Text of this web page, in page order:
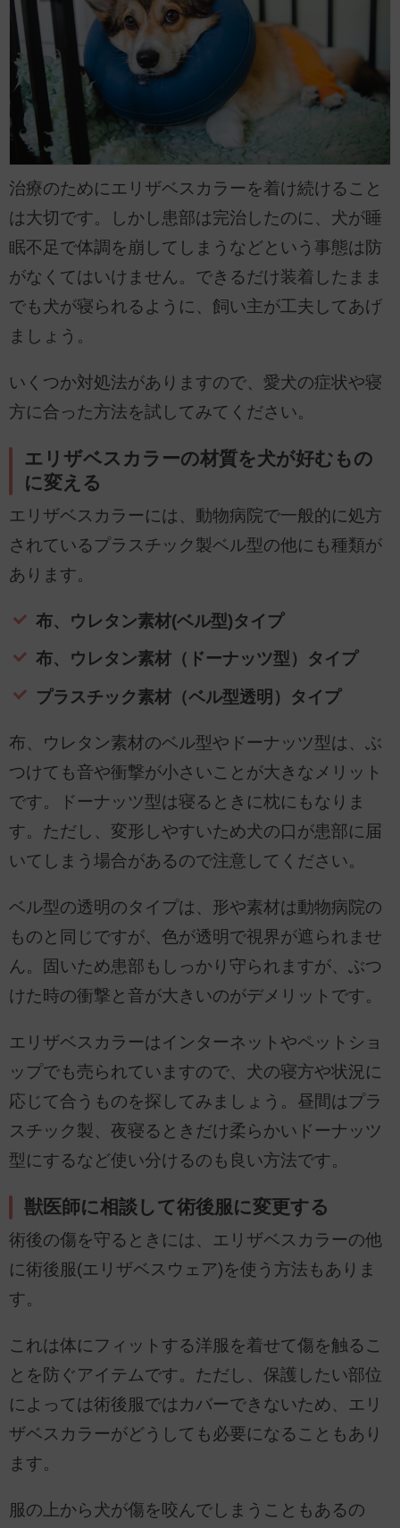
治療のためにエリザベスカラーを着け続けること
は大切です。しかし患部は完治したのに、犬が睡
眠不足で体調を崩してしまうなどという事態は防
がなくてはいけません。できるだけ装着したまま
でも犬が寝られるように、飼い主が工夫してあげ
ましょう。
いくつか対処法がありますので、愛犬の症状や寝
方に合った方法を試してみてください。
エリザベスカラーの材質を犬が好むもの
に変える
エリザベスカラーには、動物病院で一般的に処方
されているプラスチック製ベル型の他にも種類が
あります。
布、ウレタン素材(ベル型)タイプ
布、ウレタン素材（ドーナッツ型）タイプ
プラスチック素材（ベル型透明）タイプ
布、ウレタン素材のベル型やドーナッツ型は、ぶ
つけても音や衝撃が小さいことが大きなメリット
です。ドーナッツ型は寝るときに枕にもなりま
す。ただし、変形しやすいため犬の口が患部に届
いてしまう場合があるので注意してください。
ベル型の透明のタイプは、形や素材は動物病院の
ものと同じですが、色が透明で視界が遮られませ
ん。固いため患部もしっかり守られますが、ぶつ
けた時の衝撃と音が大きいのがデメリットです。
エリザベスカラーはインターネットやペットショ
ップでも売られていますので、犬の寝方や状況に
応じて合うものを探してみましょう。昼間はプラ
スチック製、夜寝るときだけ柔らかいドーナッツ
型にするなど使い分けるのも良い方法です。
獣医師に相談して術後服に変更する
術後の傷を守るときには、エリザベスカラーの他
に術後服(エリザベスウェア)を使う方法もありま
す。
これは体にフィットする洋服を着せて傷を触るこ
とを防ぐアイテムです。ただし、保護したい部位
によっては術後服ではカバーできないため、エリ
ザベスカラーがどうしても必要になることもあり
ます。
服の上から犬が傷を咬んでしまうこともあるの